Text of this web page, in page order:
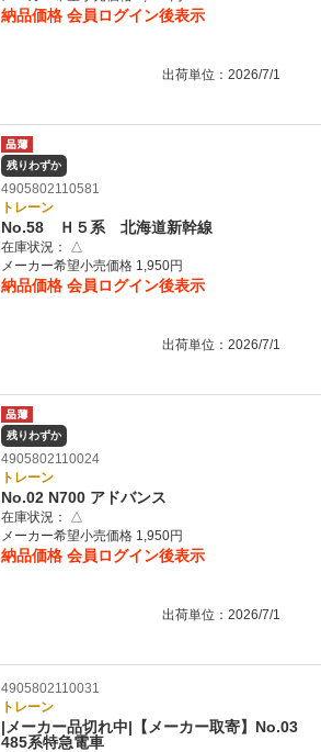
納品価格 会員ログイン後表示
出荷単位：2026/7/1
残りわずか
4905802110581
トレーン
No.58 Ｈ５系 北海道新幹線
在庫状況：
△
メーカー希望小売価格 1,950円
納品価格 会員ログイン後表示
出荷単位：2026/7/1
残りわずか
4905802110024
トレーン
No.02 N700 アドバンス
在庫状況：
△
メーカー希望小売価格 1,950円
納品価格 会員ログイン後表示
出荷単位：2026/7/1
4905802110031
トレーン
|メーカー品切れ中|【メーカー取寄】No.03
485系特急電車